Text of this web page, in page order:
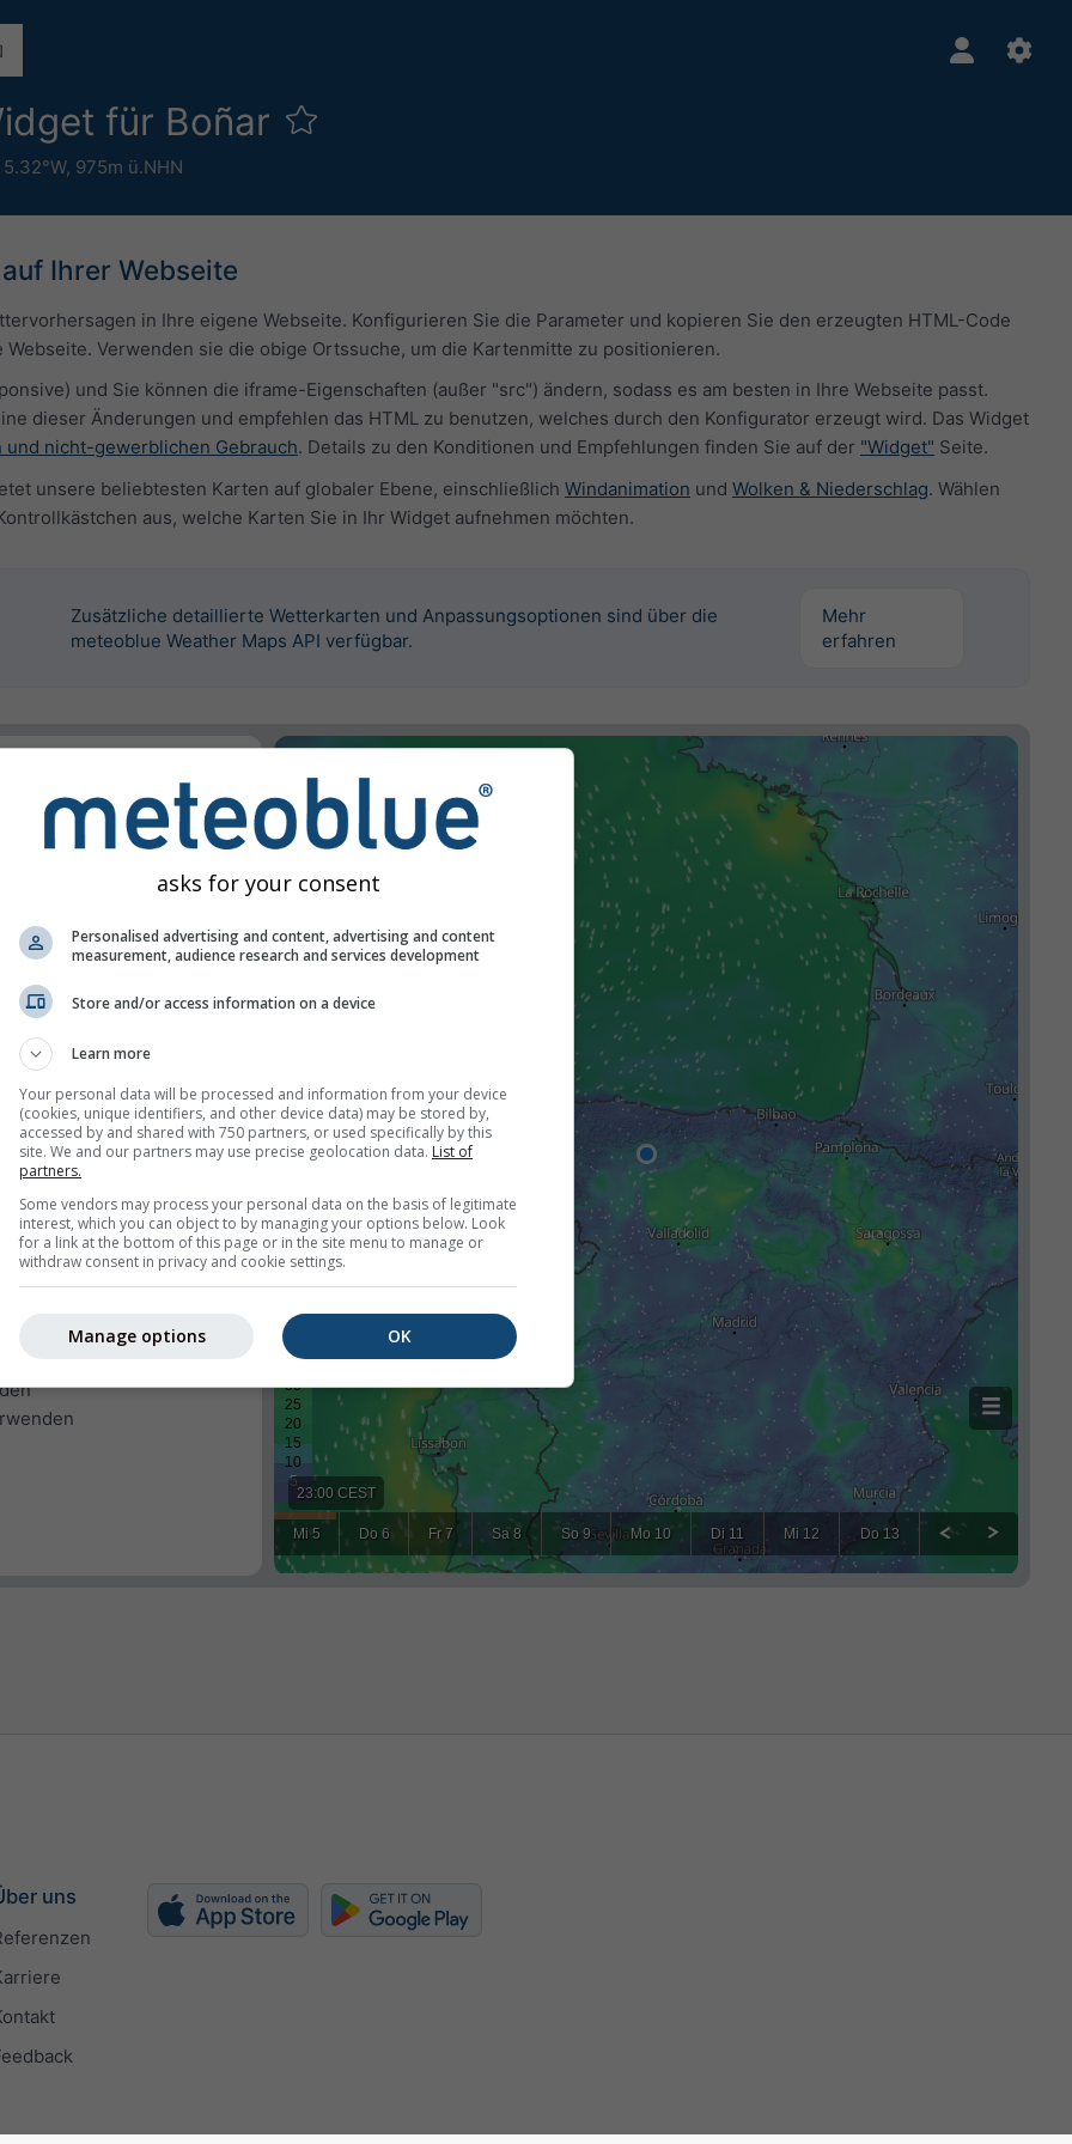
für Boñar
975m ü.NHN
Ihrer Webseite
in Ihre eigene Webseite. Konfigurieren Sie die Parameter und kopieren Sie den erzeugten HTML-Code
Verwenden sie die obige Ortssuche, um die Kartenmitte zu positionieren.
und Sie können die iframe-Eigenschaften (außer "src") ändern, sodass es am besten in Ihre Webseite passt.
dieser Änderungen und empfehlen das HTML zu benutzen, welches durch den Konfigurator erzeugt wird. Das Widget
und nicht-gewerblichen Gebrauch. Details zu den Konditionen und Empfehlungen finden Sie auf der "Widget" Seite.
unsere beliebtesten Karten auf globaler Ebene, einschließlich Windanimation und Wolken & Niederschlag. Wählen
aus, welche Karten Sie in Ihr Widget aufnehmen möchten.
Zusätzliche detaillierte Wetterkarten und Anpassungsoptionen sind über die
meteoblue Weather Maps API verfügbar.
Mehr
erfahren
dieses Widget
Wetter für einen
den Ort jedes Besuchers
(px)
uns
asks for your consent
Personalised advertising and content, advertising and content
measurement, audience research and services development
Store and/or access information on a device
Learn more
Your personal data will be processed and information from your device
(cookies, unique identifiers, and other device data) may be stored by,
accessed by and shared with 750 partners, or used specifically by this
site. We and our partners may use precise geolocation data. List of
partners.
Some vendors may process your personal data on the basis of legitimate
interest, which you can object to by managing your options below. Look
for a link at the bottom of this page or in the site menu to manage or
withdraw consent in privacy and cookie settings.
OK
Manage options